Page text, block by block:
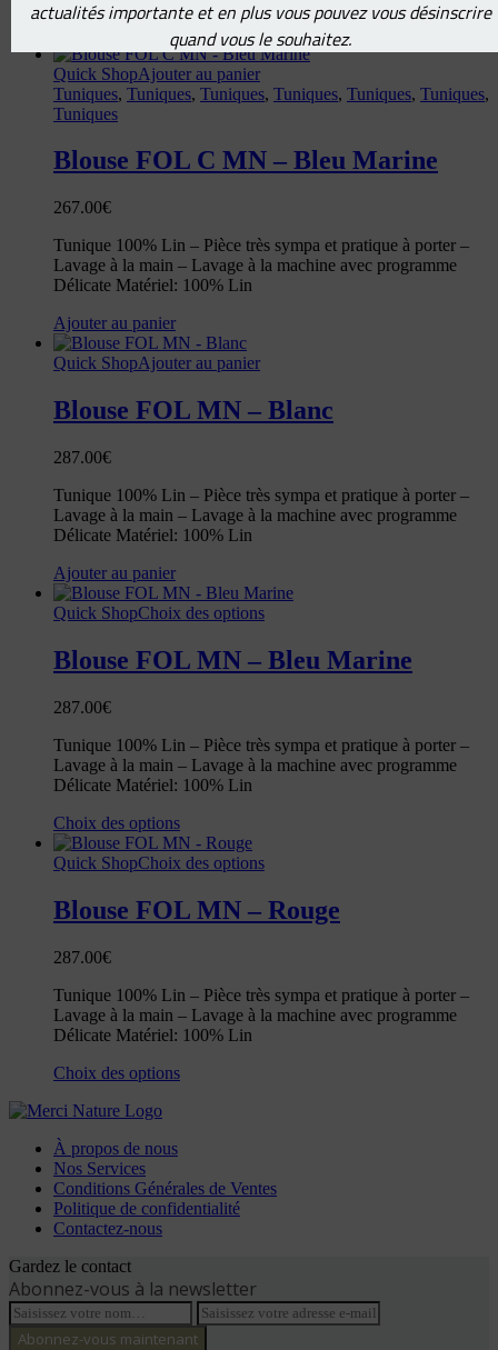
Ajouter au panier
Quick ShopAjouter au panier
Tuniques, Tuniques, Tuniques, Tuniques, Tuniques, Tuniques,
Tuniques
Blouse FOL C MN – Bleu Marine
267.00€
Tunique 100% Lin – Pièce très sympa et pratique à porter –
Lavage à la main – Lavage à la machine avec programme
Délicate Matériel: 100% Lin
Ajouter au panier
Quick ShopAjouter au panier
Blouse FOL MN – Blanc
287.00€
Tunique 100% Lin – Pièce très sympa et pratique à porter –
Lavage à la main – Lavage à la machine avec programme
Délicate Matériel: 100% Lin
Ajouter au panier
Quick ShopChoix des options
Blouse FOL MN – Bleu Marine
287.00€
Tunique 100% Lin – Pièce très sympa et pratique à porter –
Lavage à la main – Lavage à la machine avec programme
Délicate Matériel: 100% Lin
Choix des options
Quick ShopChoix des options
Blouse FOL MN – Rouge
287.00€
Tunique 100% Lin – Pièce très sympa et pratique à porter –
Lavage à la main – Lavage à la machine avec programme
Délicate Matériel: 100% Lin
Choix des options
À propos de nous
Nos Services
Conditions Générales de Ventes
Politique de confidentialité
Contactez-nous
Gardez le contact
Abonnez-vous à la newsletter
actualités importante et en plus vous pouvez vous désinscrire
quand vous le souhaitez.